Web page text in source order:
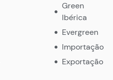
Green
Ibérica
Evergreen
Importação
Exportação